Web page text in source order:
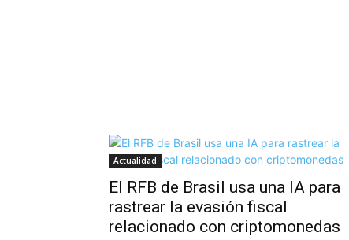
Actualidad
El RFB de Brasil usa una IA para
rastrear la evasión fiscal
relacionado con criptomonedas